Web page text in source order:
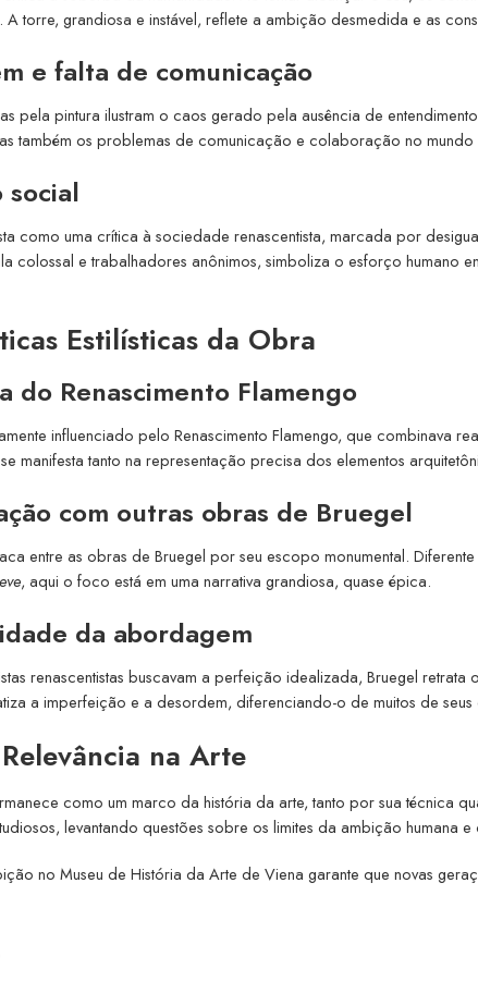
A torre, grandiosa e instável, reflete a ambição desmedida e as
e falta de comunicação
pela pintura ilustram o caos gerado pela ausência de
também os problemas de comunicação e colaboração no
social
como uma crítica à sociedade renascentista, marcada por
colossal e trabalhadores anônimos, simboliza o esforço humano
Estilísticas da Obra
do Renascimento Flamengo
influenciado pelo Renascimento Flamengo, que combinava
manifesta tanto na representação precisa dos elementos
com outras obras de Bruegel
entre as obras de Bruegel por seu escopo monumental.
, aqui o foco está em uma narrativa grandiosa, quase épica.
da abordagem
renascentistas buscavam a perfeição idealizada, Bruegel
a imperfeição e a desordem, diferenciando-o de muitos de
na Arte
como um marco da história da arte, tanto por sua técnica
levantando questões sobre os limites da ambição humana
no Museu de História da Arte de Viena garante que novas